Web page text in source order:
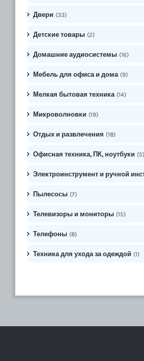
Двери (33)
Детские товары (2)
Домашние аудиосистемы (16)
Мебель для офиса и дома (9)
Мелкая бытовая техника (14)
Микроволновки (19)
Отдых и развлечения (18)
Офисная техника, ПК, ноутбуки (5)
Электроинструмент и ручной
Пылесосы (7)
Телевизоры и мониторы (15)
Телефоны (8)
Техника для ухода за одеждой (1)